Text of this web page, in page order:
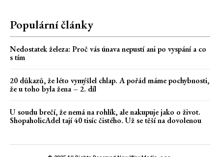
Populární články
Nedostatek železa: Proč vás únava nepustí ani po vyspání a co
s tím
20 důkazů, že léto vymýšlel chlap. A pořád máme pochybnosti,
že u toho byla žena – 2. díl
U soudu brečí, že nemá na rohlík, ale nakupuje jako o život.
ShopaholicAdel tají 40 tisíc čistého. Už se těší na dovolenou